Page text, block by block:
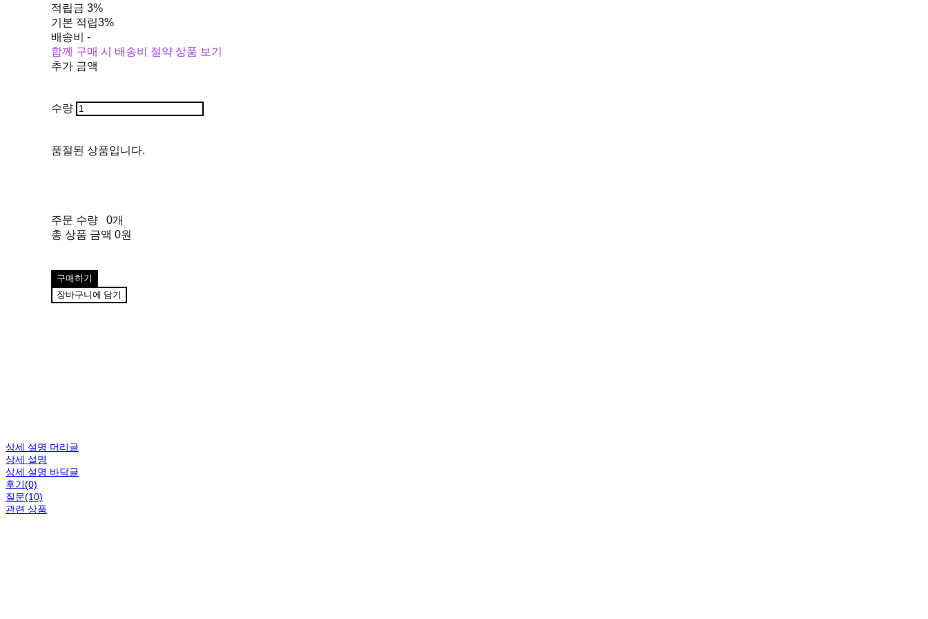
적립금 3%
기본 적립3%
배송비-
함께 구매 시 배송비 절약 상품 보기
추가 금액
수량
품절된 상품입니다.
주문 수량
0개
총 상품 금액 0원
구매하기
장바구니에 담기
상세 설명 머리글
상세 설명
상세 설명 바닥글
후기(0)
질문(10)
관련 상품